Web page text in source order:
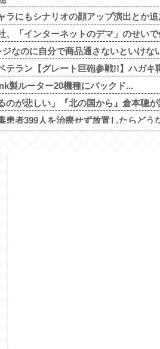
ラにもシナリオの顔アップ演出とか追
、「インターネットのデマ」のせいで
なのに自分で商品通さないといけな
テラン【グレート巨砲参戦!!】ハガキ
製ルーター20機種にバックド...
のが悲しい」『北の国から』倉本聰が
患者399人を治療せず放置したらどう